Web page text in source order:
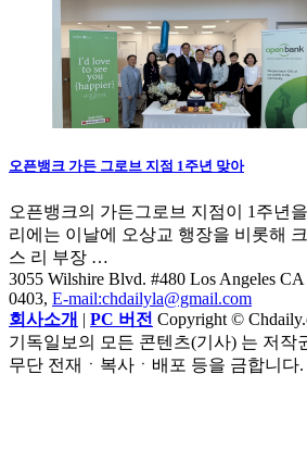
오픈뱅크 가든 그로브 지점 1주년 맞아
오픈뱅크의 가든그로브 지점이 1주년
리에는 이날에 오상교 행장을 비롯해
스 리 부장 …
3055 Wilshire Blvd. #480 Los Angeles CA
0403, E-mail:chdailyla@gmail.com
회사소개 | PC 버전 Copyright ©
기독일보의 모든 콘텐츠(기사) 는 저작
무단 전재ㆍ복사ㆍ배포 등을 금합니다.